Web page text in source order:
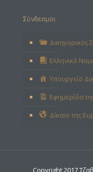
Σύνδεσμοι
Δικηγορικός
Ελληνικό
Υπουργείο
Εφημερίδα
Δίκαιο της
Copyright 2017